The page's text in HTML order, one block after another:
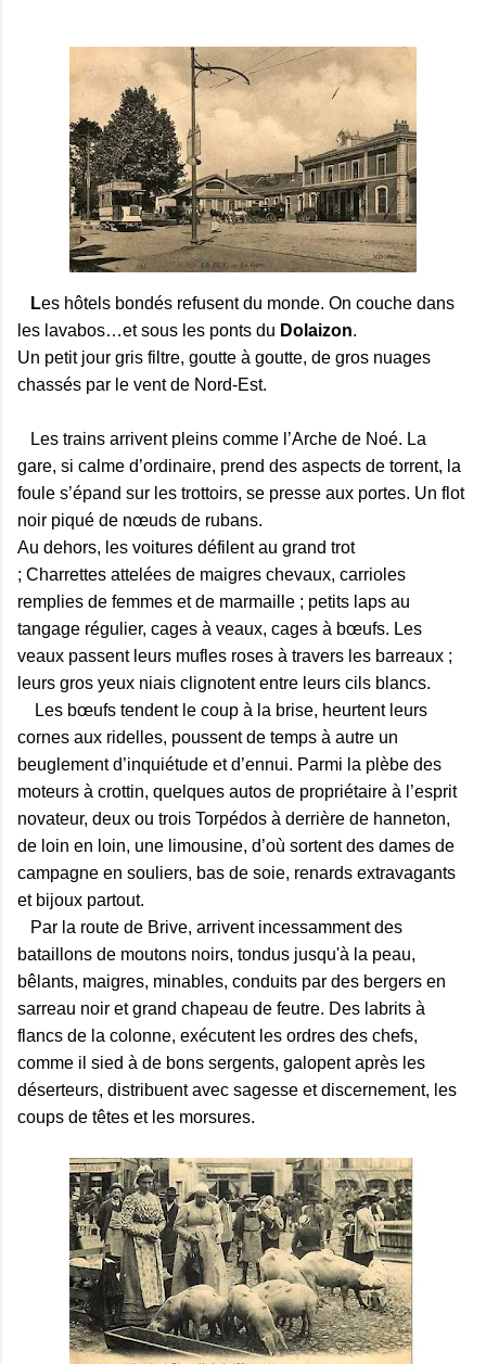
Les hôtels bondés refusent du monde. On couche dans
les lavabos…et sous les ponts du Dolaizon.
Un petit jour gris filtre, goutte à goutte, de gros nuages
chassés par le vent de Nord-Est.
Les trains arrivent pleins comme l’Arche de Noé. La
gare, si calme d’ordinaire, prend des aspects de torrent, la
foule s’épand sur les trottoirs, se presse aux portes. Un flot
noir piqué de nœuds de rubans.
Au dehors, les voitures défilent au grand trot
; Charrettes attelées de maigres chevaux, carrioles
remplies de femmes et de marmaille ; petits laps au
tangage régulier, cages à veaux, cages à bœufs. Les
veaux passent leurs mufles roses à travers les barreaux ;
leurs gros yeux niais clignotent entre leurs cils blancs.
Les bœufs tendent le coup à la brise, heurtent leurs
cornes aux ridelles, poussent de temps à autre un
beuglement d’inquiétude et d’ennui. Parmi la plèbe des
moteurs à crottin, quelques autos de propriétaire à l’esprit
novateur, deux ou trois Torpédos à derrière de hanneton,
de loin en loin, une limousine, d’où sortent des dames de
campagne en souliers, bas de soie, renards extravagants
et bijoux partout.
Par la route de Brive, arrivent incessamment des
bataillons de moutons noirs, tondus jusqu'à la peau,
bêlants, maigres, minables, conduits par des bergers en
sarreau noir et grand chapeau de feutre. Des labrits à
flancs de la colonne, exécutent les ordres des chefs,
comme il sied à de bons sergents, galopent après les
déserteurs, distribuent avec sagesse et discernement, les
coups de têtes et les morsures.